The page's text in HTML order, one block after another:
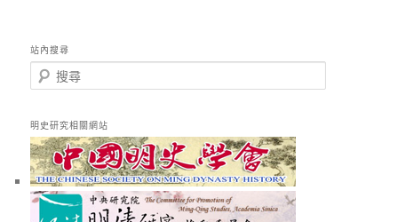
站內搜尋
搜
尋
明史研究相關網站